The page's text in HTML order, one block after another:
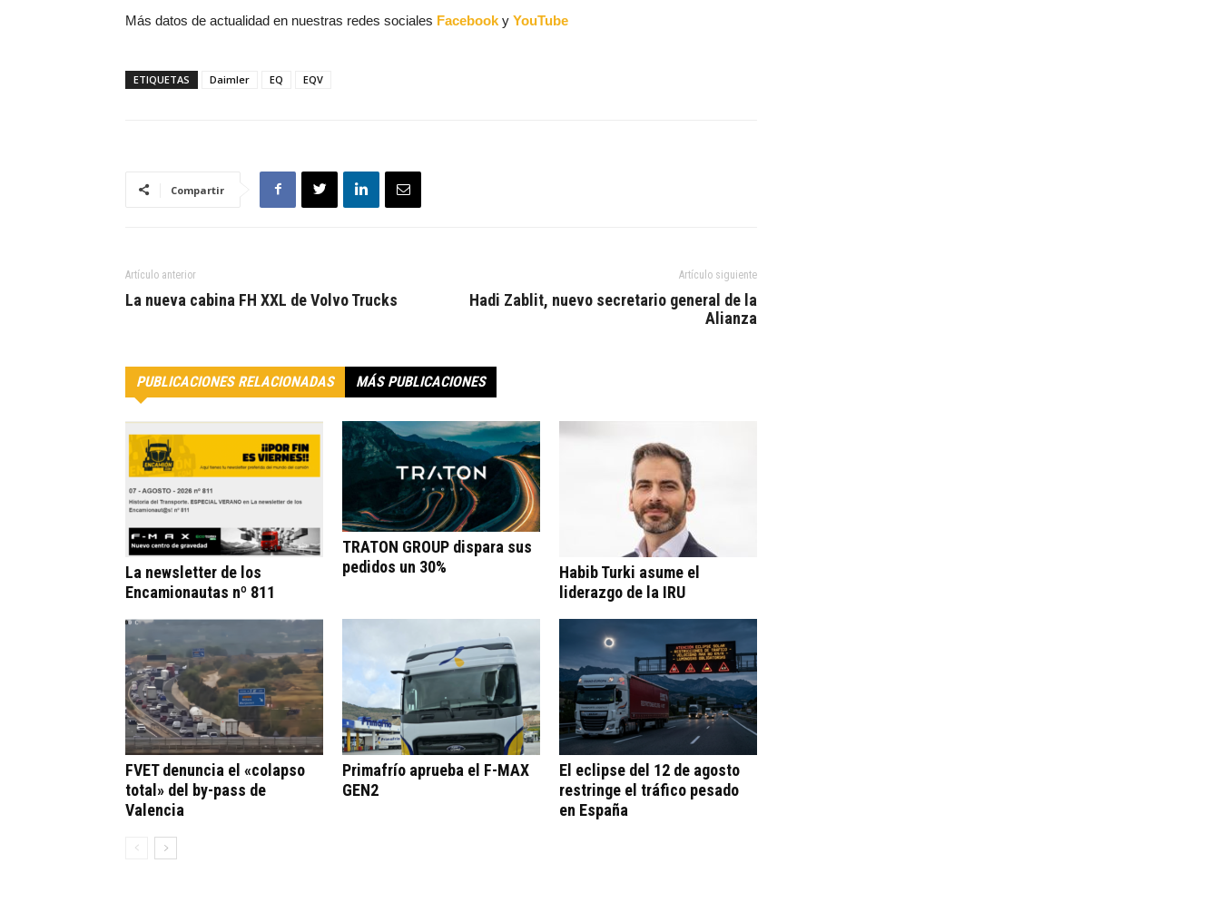
Más datos de actualidad en nuestras redes sociales Facebook y YouTube
ETIQUETAS Daimler EQ EQV
Compartir
Artículo anterior
La nueva cabina FH XXL de Volvo Trucks
Artículo siguiente
Hadi Zablit, nuevo secretario general de la
Alianza
PUBLICACIONES RELACIONADAS MÁS PUBLICACIONES
La newsletter de los
Encamionautas nº 811
TRATON GROUP dispara sus
pedidos un 30%
Habib Turki asume el
liderazgo de la IRU
FVET denuncia el «colapso
total» del by-pass de
Valencia
Primafrío aprueba el F-MAX
GEN2
El eclipse del 12 de agosto
restringe el tráfico pesado
en España